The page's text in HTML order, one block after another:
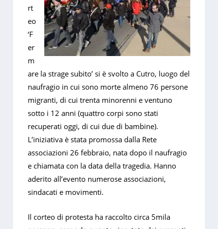
rt
eo
‘F
er
m
are la strage subito’ si è svolto a Cutro, luogo del
naufragio in cui sono morte almeno 76 persone
migranti, di cui trenta minorenni e ventuno
sotto i 12 anni (quattro corpi sono stati
recuperati oggi, di cui due di bambine).
L’iniziativa è stata promossa dalla Rete
associazioni 26 febbraio, nata dopo il naufragio
e chiamata con la data della tragedia. Hanno
aderito all’evento numerose associazioni,
sindacati e movimenti.
Il corteo di protesta ha raccolto circa 5mila